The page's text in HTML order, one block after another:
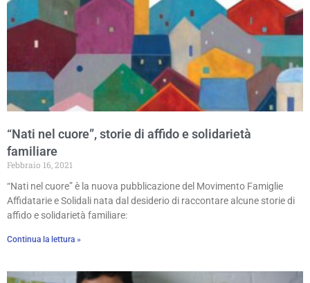
“Nati nel cuore”, storie di affido e solidarietà
familiare
Febbraio 16, 2021
“Nati nel cuore” è la nuova pubblicazione del Movimento Famiglie
Affidatarie e Solidali nata dal desiderio di raccontare alcune storie di
affido e solidarietà familiare:
Continua la lettura »